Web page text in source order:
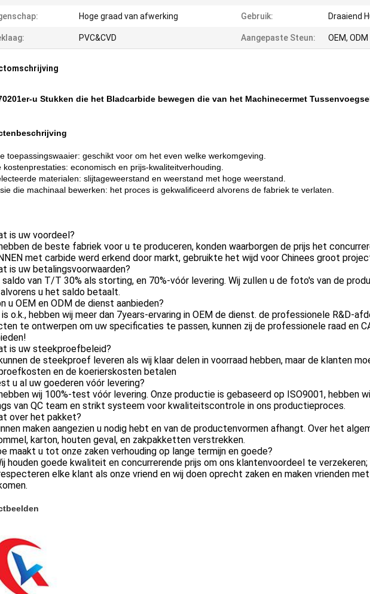
Hoge graad van afwerking Gebruik: Draaiend
PVC&CVD Aangepaste Steun: OEM, ODM
u Stukken die het Bladcarbide bewegen die van het Machinecermet
toepassingswaaier: geschikt voor om het even welke werkomgeving.
economisch en prijs-kwaliteitverhouding.
materialen: slijtageweerstand en weerstand met hoge weerstand.
die machinaal bewerken: het proces is gekwalificeerd alvorens de fabriek te verlaten.
is uw voordeel?
de beste fabriek voor u te produceren, konden waarborgen de prijs het
met carbide werd erkend door markt, gebruikte het wijd voor Chinees groot
is uw betalingsvoorwaarden?
saldo van T/T 30% als storting, en 70%-vóór levering. Wij zullen u de foto's van de
u het saldo betaalt.
u OEM en ODM de dienst aanbieden?
o.k., hebben wij meer dan 7years-ervaring in OEM de dienst. de professionele R&D-
te ontwerpen om uw specificaties te passen, kunnen zij de professionele raad en
is uw steekproefbeleid?
de steekproef leveren als wij klaar delen in voorraad hebben, maar de klanten
en de koerierskosten betalen
u al uw goederen vóór levering?
wij 100%-test vóór levering. Onze productie is gebaseerd op ISO9001, hebben
van QC team en strikt systeem voor kwaliteitscontrole in ons productieproces.
over het pakket?
maken aangezien u nodig hebt en van de productenvormen afhangt. Over het
karton, houten geval, en zakpakketten verstrekken.
maakt u tot onze zaken verhouding op lange termijn en goede?
houden goede kwaliteit en concurrerende prijs om ons klantenvoordeel te verzekeren;
elke klant als onze vriend en wij doen oprecht zaken en maken vrienden